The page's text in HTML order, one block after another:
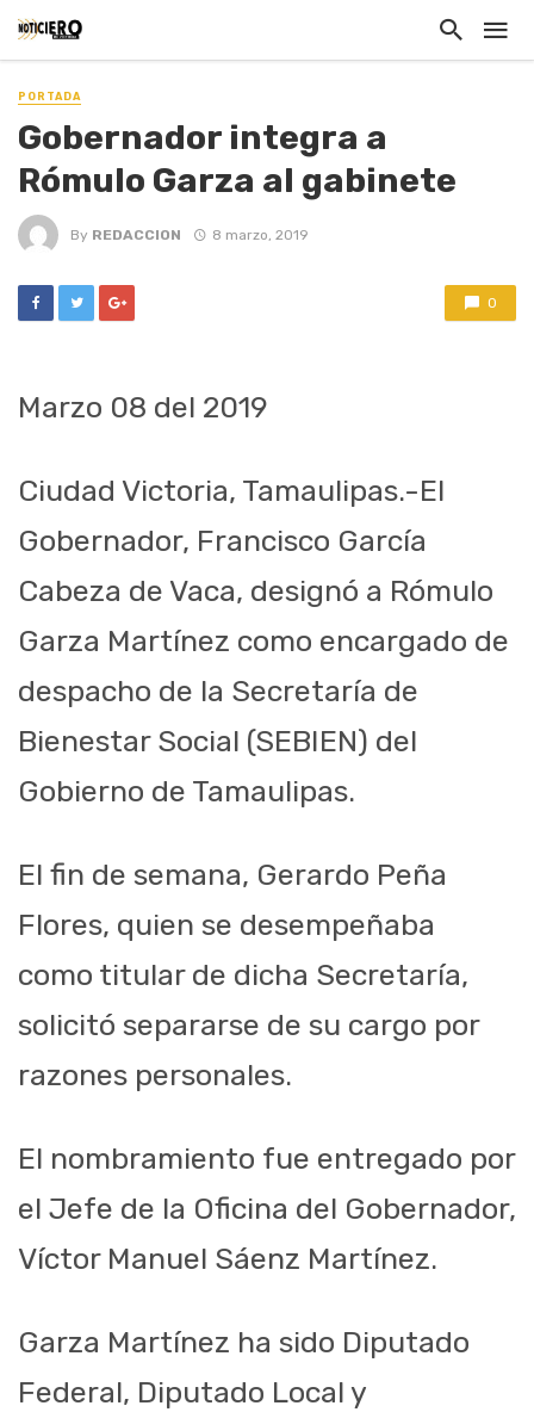
PORTADA
Gobernador integra a
Rómulo Garza al gabinete
By REDACCION 8 marzo, 2019
0
Marzo 08 del 2019
Ciudad Victoria, Tamaulipas.-El
Gobernador, Francisco García
Cabeza de Vaca, designó a Rómulo
Garza Martínez como encargado de
despacho de la Secretaría de
Bienestar Social (SEBIEN) del
Gobierno de Tamaulipas.
El fin de semana, Gerardo Peña
Flores, quien se desempeñaba
como titular de dicha Secretaría,
solicitó separarse de su cargo por
razones personales.
El nombramiento fue entregado por
el Jefe de la Oficina del Gobernador,
Víctor Manuel Sáenz Martínez.
Garza Martínez ha sido Diputado
Federal, Diputado Local y